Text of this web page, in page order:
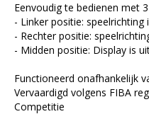
Eenvoudig te bedienen met
- Linker positie: speelrichting
- Rechter positie:
- Midden positie: Display is
Functioneerd onafhankelijk
Vervaardigd volgens FIBA
Competitie